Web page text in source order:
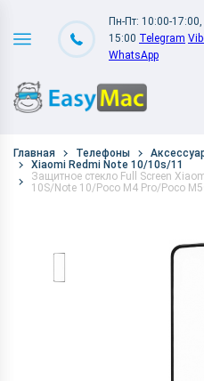
Пн-Пт: 10:00-
15:00 Telegram
WhatsApp
Главная Телефоны
Xiaomi Redmi Note 10/10s/11
Защитное стекло Full Screen
10S/Note 10/Poco M4 Pro/Poco